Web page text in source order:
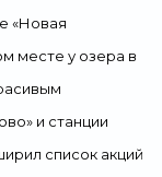
«Новая
месте у озера в
и станции
список акций